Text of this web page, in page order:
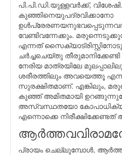
പി.പി.ഡി.യുള്ളവര്‍ക്ക്,
കുഞ്ഞിനെയുപദ്രവിക്കാനോ
വേണ്ടിവന്നേക്കും.
എന്നത്
ചര്‍ച്ചചെയ്തു
നേരിയ മാത്രയിലേ
ശരീരത്തിലും അവയെത്തൂ
സുരക്ഷിതമാണ്. എങ്കിലും,
കുഞ്ഞ് അമിതമായി
അസ്വസ്ഥതയോ
എന്നൊക്കെ
പ്രായം ചെല്ലുമ്പോള്‍,